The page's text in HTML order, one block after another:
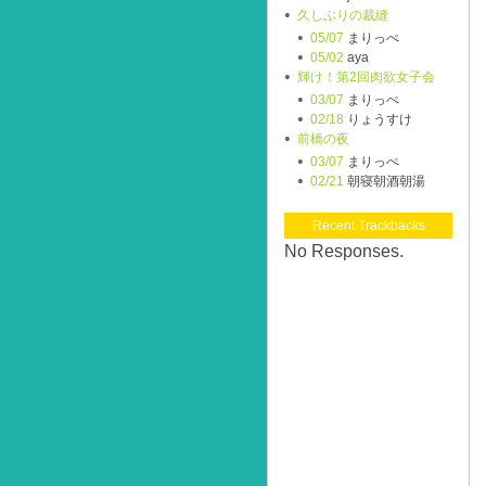
久しぶりの裁縫
05/07 まりっぺ
05/02 aya
輝け！第2回肉欲女子会
03/07 まりっぺ
02/18 りょうすけ
前橋の夜
03/07 まりっぺ
02/21 朝寝朝酒朝湯
Recent Trackbacks
No Responses.